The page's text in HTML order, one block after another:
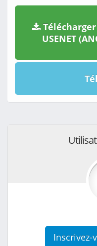
USENET
Inscrivez-